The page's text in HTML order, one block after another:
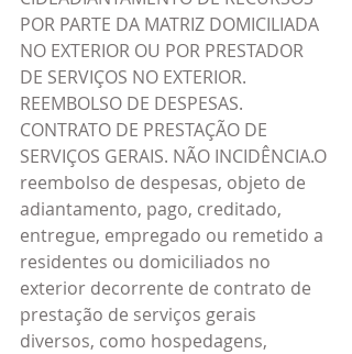
POR PARTE DA MATRIZ DOMICILIADA
NO EXTERIOR OU POR PRESTADOR
DE SERVIÇOS NO EXTERIOR.
REEMBOLSO DE DESPESAS.
CONTRATO DE PRESTAÇÃO DE
SERVIÇOS GERAIS. NÃO INCIDÊNCIA.O
reembolso de despesas, objeto de
adiantamento, pago, creditado,
entregue, empregado ou remetido a
residentes ou domiciliados no
exterior decorrente de contrato de
prestação de serviços gerais
diversos, como hospedagens,